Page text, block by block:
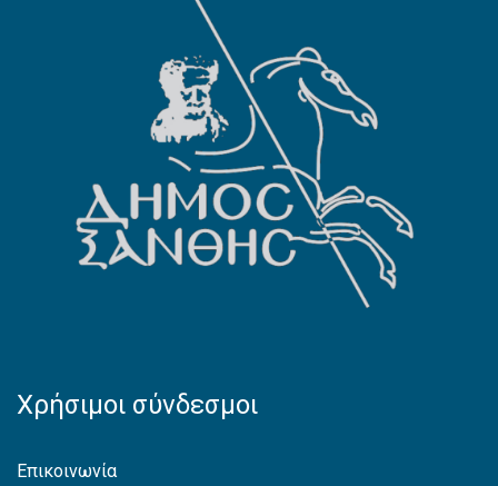
Χρήσιμοι σύνδεσμοι
Επικοινωνία